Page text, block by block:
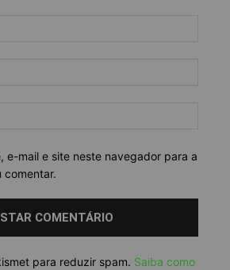
e-mail e site neste navegador para a
comentar.
para reduzir spam. Saiba como